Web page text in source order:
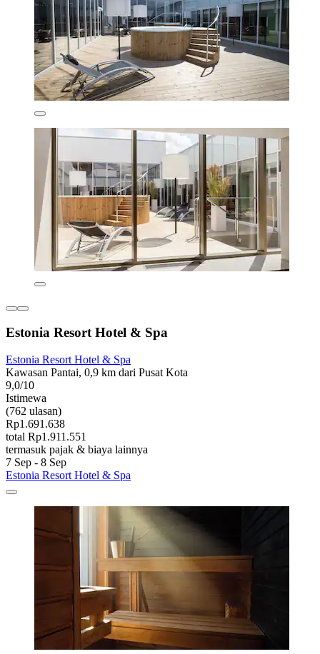
Estonia Resort Hotel & Spa
Estonia Resort Hotel & Spa
Kawasan Pantai, 0,9 km dari Pusat Kota
9,0/10
Istimewa
(762 ulasan)
Rp1.691.638
total Rp1.911.551
termasuk pajak & biaya lainnya
7 Sep - 8 Sep
Estonia Resort Hotel & Spa